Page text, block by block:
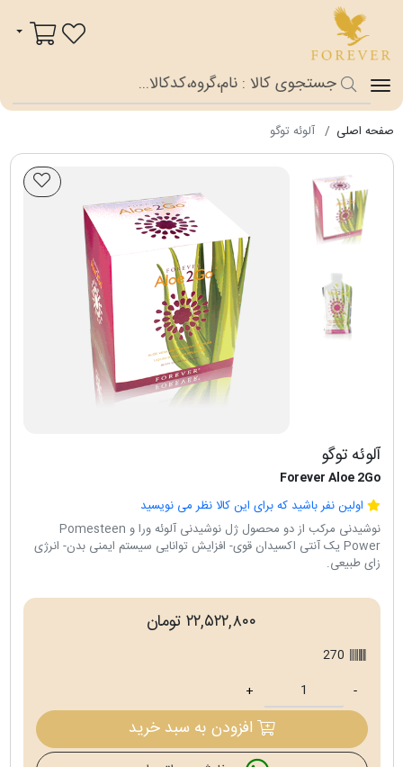
سبد خرید
صفحه اصلی آلوئه توگو
آلوئه توگو
Forever Aloe 2Go
اولین نفر باشید که برای این کالا نظر می نویسید
نوشيدنی مرکب از دو محصول ژل نوشيدنی آلوئه ورا و Pomesteen
Power يک آنتی اکسيدان قوی- افزايش توانايی سيستم ايمنی بدن- انرژی
زای طبيعی.
۲۲,۵۲۲,۸۰۰ تومان
270
-
+
افزودن به سبد خرید